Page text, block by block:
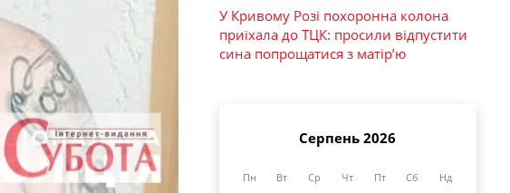
У Кривому Розі похоронна колона
приїхала до ТЦК: просили відпустити
сина попрощатися з матір’ю
Серпень 2026
Пн Вт Ср Чт Пт Сб Нд